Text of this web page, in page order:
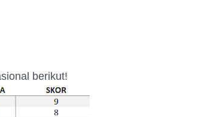
berikut!